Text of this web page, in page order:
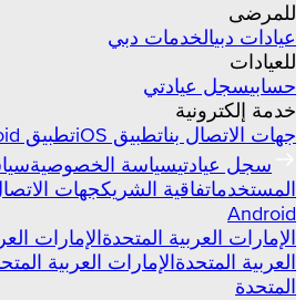
للمرضى
عيادات دبيالخدمات دبي
للعيادات
حسابيسجل عيادتي
خدمة إلكترونية
جهات الاتصال بناتطبيق iOS
تطبيق Android
سجل عيادتيسياسة الخصوصية
المستخدماتفاقية الشريكجهات الاتصال
Android
الإمارات العربية المتحدةالإمارات
العربية المتحدةالإمارات العربية
المتحدة